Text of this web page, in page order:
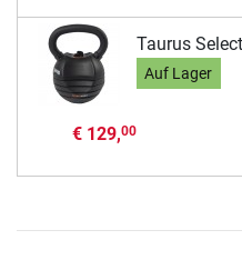
Taurus
Auf Lager
€ 129,00